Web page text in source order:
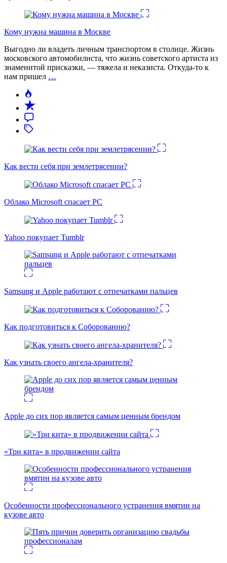
Кому нужна машина в Москве
Выгодно ли владеть личным транспортом в столице. Жизнь
московского автомобилиста, что жизнь советского артиста из
знаменитой присказки, — тяжела и неказиста. Откуда-то к
нам пришел …
Как вести себя при землетрясении?
Облако Microsoft спасает PC
Yahoo покупает Tumblr
Samsung и Apple работают с отпечатками пальцев
Как подготовиться к Соборованию?
Как узнать своего ангела-хранителя?
Apple до сих пор является самым ценным брендом
«Три кита» в продвижении сайта
Особенности профессионального устранения вмятин на
кузове авто